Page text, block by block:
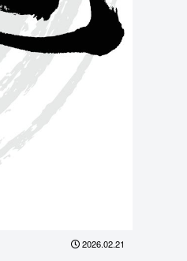
2026.02.21